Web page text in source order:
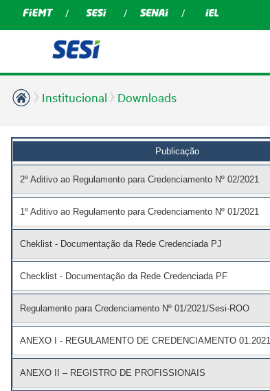
Institucional Downloads
Publicação
2º Aditivo ao Regulamento para Credenciamento Nº 02/2021
1º Aditivo ao Regulamento para Credenciamento Nº 01/2021
Cheklist - Documentação da Rede Credenciada PJ
Checklist - Documentação da Rede Credenciada PF
Regulamento para Credenciamento Nº 01/2021/Sesi-ROO
ANEXO I - REGULAMENTO DE CREDENCIAMENTO 01.2021
ANEXO II – REGISTRO DE PROFISSIONAIS